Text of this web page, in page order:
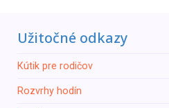
Užitočné odkazy
Кútik pre rodičov
Rozvrhy hodín